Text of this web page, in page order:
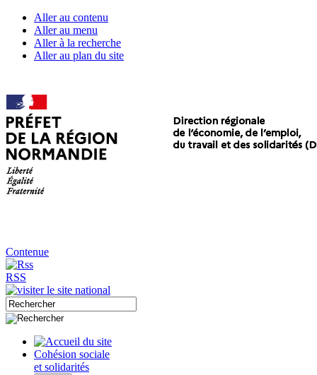
Aller au contenu
Aller au menu
Aller à la recherche
Aller au plan du site
Contenue
RSS
Cohésion sociale
et solidarités